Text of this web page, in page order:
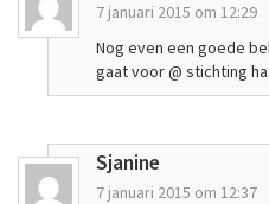
7 januari 2015 om 12:29
Nog even een goede
gaat voor @ stichting
Sjanine
7 januari 2015 om 12:37